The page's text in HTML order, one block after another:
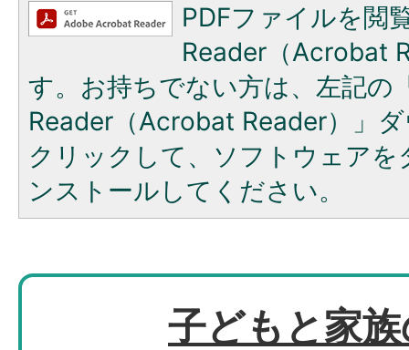
PDFファイルを閲
Reader（Acrobat
す。お持ちでない方は、左記の
Reader（Acrobat Reader）」
クリックして、ソフトウェア
ンストールしてください。
子どもと家